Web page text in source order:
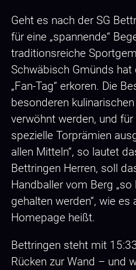
Geht es nach der SG
für eine „spannende“
traditionsreiche
Schwäbisch Gmünds
„Fan-Tag“ erkoren. Die
besonderen
verwöhnt werden, und
spezielle Torprämien
allen Mitteln“, so lautet
Bettringen Herren, soll
Handballer vom Berg
gehalten werden“, wie
Homepage heißt.
Bettringen steht mit
Rücken zur Wand – und